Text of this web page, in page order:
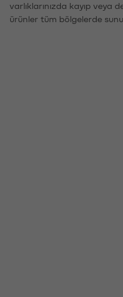
varlıklarınızda kayıp veya
ürünler tüm bölgelerde